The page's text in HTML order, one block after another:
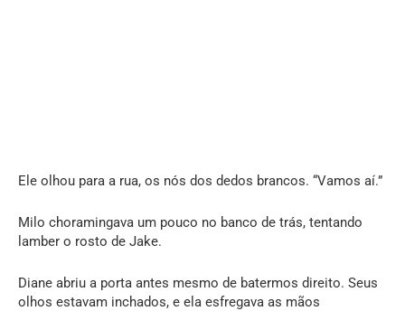
Ele olhou para a rua, os nós dos dedos brancos. “Vamos aí.”
Milo choramingava um pouco no banco de trás, tentando
lamber o rosto de Jake.
Diane abriu a porta antes mesmo de batermos direito. Seus
olhos estavam inchados, e ela esfregava as mãos